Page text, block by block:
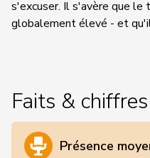
s'excuser. Il s'avère que le
globalement élevé - et
Faits & chiffres
Présence